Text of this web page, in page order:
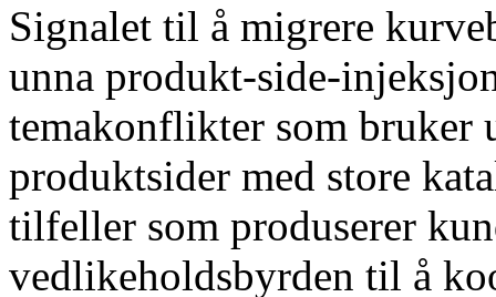
Signalet til å migrere
unna produkt-side-
temakonflikter som bruker
produktsider med store
tilfeller som produserer
vedlikeholdsbyrden til å